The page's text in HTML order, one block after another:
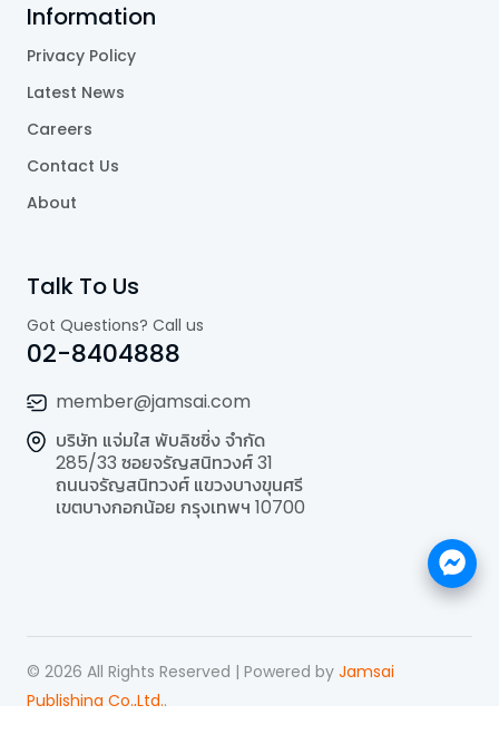
Information
Privacy Policy
Latest News
Careers
Contact Us
About
Talk To Us
Got Questions? Call us
02-8404888
member@jamsai.com
บริษัท แจ่มใส พับลิชชิ่ง จำกัด
285/33 ซอยจรัญสนิทวงศ์ 31
ถนนจรัญสนิทวงศ์ แขวงบางขุนศรี
เขตบางกอกน้อย กรุงเทพฯ 10700
© 2026 All Rights Reserved | Powered by Jamsai
Publishing Co.,Ltd..